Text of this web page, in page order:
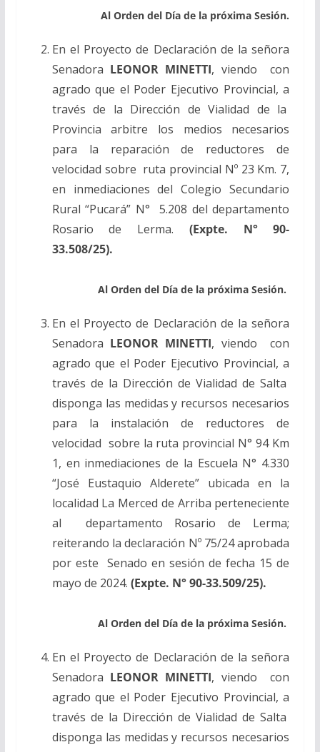
Al Orden del Día de la próxima Sesión.
En el Proyecto de Declaración de la señora
Senadora LEONOR MINETTI, viendo con
agrado que el Poder Ejecutivo Provincial, a
través de la Dirección de Vialidad de la
Provincia arbitre los medios necesarios
para la reparación de reductores de
velocidad sobre ruta provincial Nº 23 Km. 7,
en inmediaciones del Colegio Secundario
Rural “Pucará” N° 5.208 del departamento
Rosario de Lerma. (Expte. N° 90-
33.508/25).
Al Orden del Día de la próxima Sesión.
En el Proyecto de Declaración de la señora
Senadora LEONOR MINETTI, viendo con
agrado que el Poder Ejecutivo Provincial, a
través de la Dirección de Vialidad de Salta
disponga las medidas y recursos necesarios
para la instalación de reductores de
velocidad sobre la ruta provincial N° 94 Km
1, en inmediaciones de la Escuela N° 4.330
“José Eustaquio Alderete” ubicada en la
localidad La Merced de Arriba perteneciente
al departamento Rosario de Lerma;
reiterando la declaración Nº 75/24 aprobada
por este Senado en sesión de fecha 15 de
mayo de 2024. (Expte. N° 90-33.509/25).
Al Orden del Día de la próxima Sesión.
En el Proyecto de Declaración de la señora
Senadora LEONOR MINETTI, viendo con
agrado que el Poder Ejecutivo Provincial, a
través de la Dirección de Vialidad de Salta
disponga las medidas y recursos necesarios